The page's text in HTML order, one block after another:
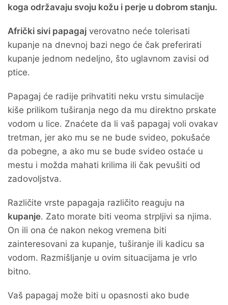
koga održavaju svoju kožu i perje u dobrom stanju.
Afrički sivi papagaj verovatno neće tolerisati
kupanje na dnevnoj bazi nego će čak preferirati
kupanje jednom nedeljno, što uglavnom zavisi od
ptice.
Papagaj će radije prihvatiti neku vrstu simulacije
kiše prilikom tuširanja nego da mu direktno prskate
vodom u lice. Znaćete da li vaš papagaj voli ovakav
tretman, jer ako mu se ne bude svideo, pokušaće
da pobegne, a ako mu se bude svideo ostaće u
mestu i možda mahati krilima ili čak pevušiti od
zadovoljstva.
Različite vrste papagaja različito reaguju na
kupanje. Zato morate biti veoma strpljivi sa njima.
On ili ona će nakon nekog vremena biti
zainteresovani za kupanje, tuširanje ili kadicu sa
vodom. Razmišljanje u ovim situacijama je vrlo
bitno.
Vaš papagaj može biti u opasnosti ako bude